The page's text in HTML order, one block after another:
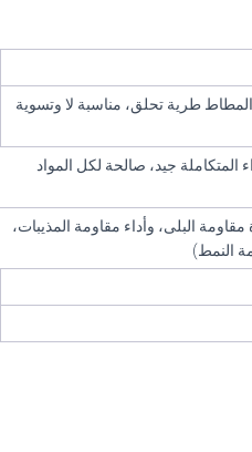
(سطح المطاط طرية تحلق، مناسبة لا وتسوية
° (الأداء المتكاملة جيد، صالحة لكل المواد
° (جيدة مقاومة البلى، وأداء مقاومة المذيبات،
النمط)